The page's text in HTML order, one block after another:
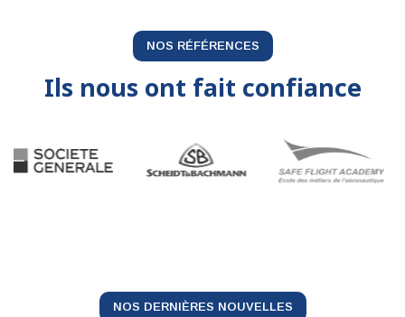
NOS RÉFÉRENCES
Ils nous ont fait confiance
NOS DERNIÈRES NOUVELLES